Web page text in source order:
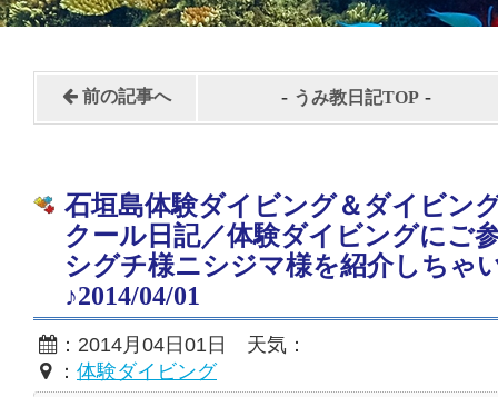
前の記事へ - うみ教日記TOP -
石垣島体験ダイビング＆ダイビン
クール日記／体験ダイビングにご
シグチ様ニシジマ様を紹介しちゃ
♪2014/04/01
：2014月04日01日 天気：
： 体験ダイビング